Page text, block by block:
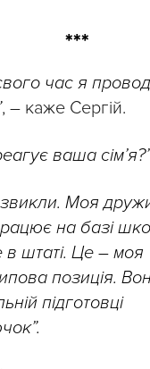
***
час я
, – каже Сергій.
ваша
Моя
на базі
в штаті. Це – моя
позиція.
підготовці